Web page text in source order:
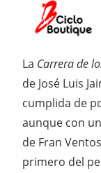
La Carrera de
de José Luis
cumplida de
aunque con
de Fran
primero del